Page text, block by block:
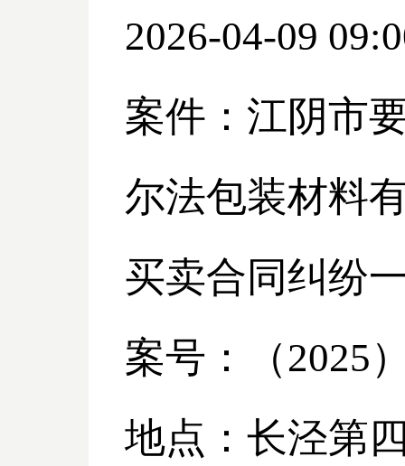
2026-04-09
案件：江阴市
尔法包装材料
买卖合同纠纷
案号：（2025
地点：长泾第